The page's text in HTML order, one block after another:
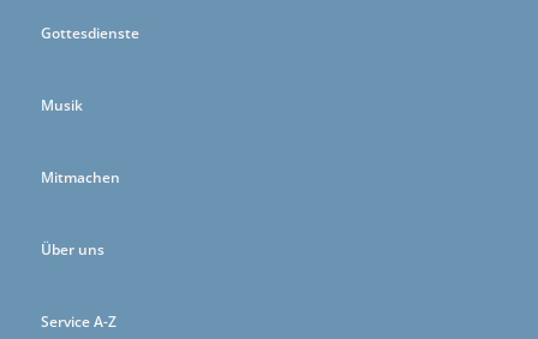
Gottesdienste
Musik
Mitmachen
Über uns
Service A-Z